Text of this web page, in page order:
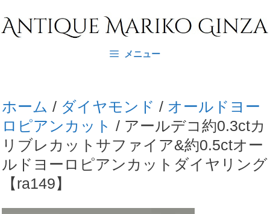
ン
へ
ス
キ
ッ
プ
メニュー
ホーム / ダイヤモンド / オールドヨー
ロピアンカット / アールデコ約0.3ctカ
リブレカットサファイア&約0.5ctオー
ルドヨーロピアンカットダイヤリング
【ra149】